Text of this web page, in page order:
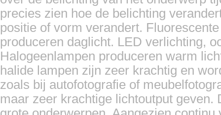
precies zien hoe de belichting
positie of vorm verandert.
produceren daglicht. LED verlichting,
Halogeenlampen produceren warm
halide lampen zijn zeer krachtig en
zoals bij autofotografie of
maar zeer krachtige lichtoutput